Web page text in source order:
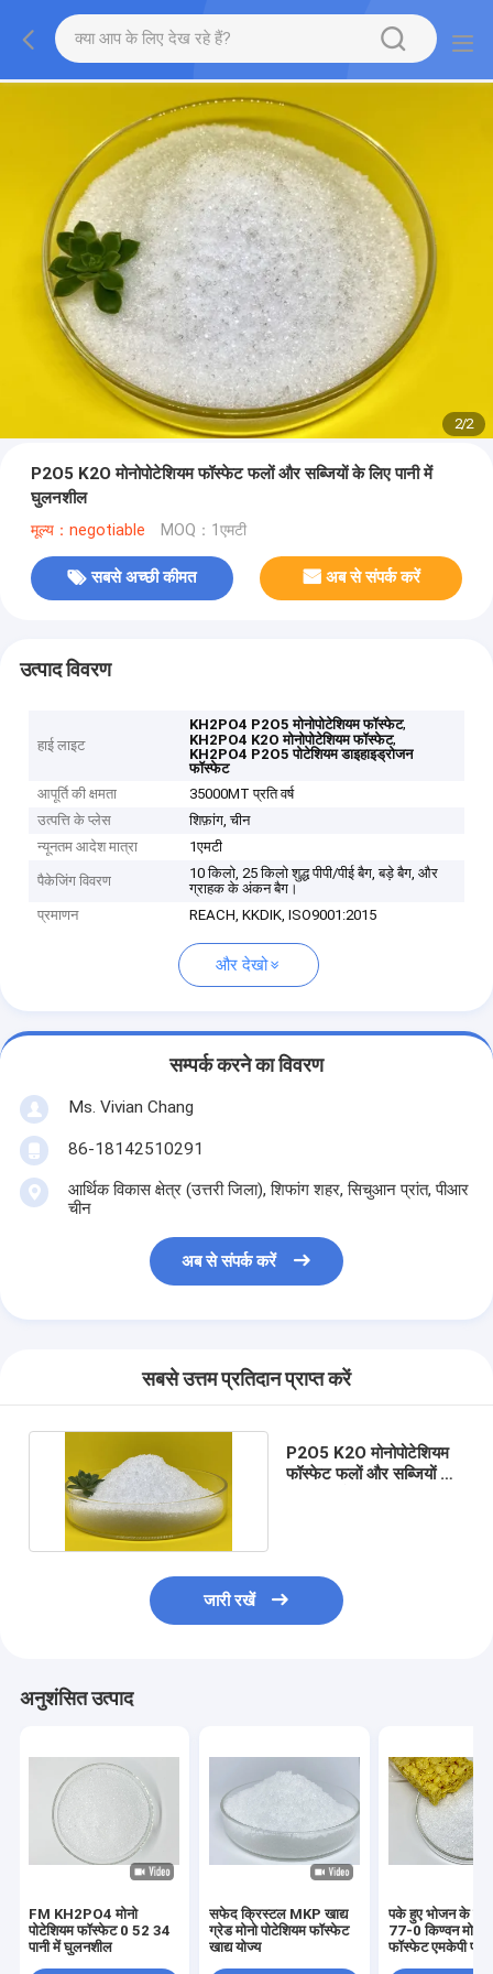
2/2
P2O5 K2O मोनोपोटेशियम फॉस्फेट फलों और सब्जियों के लिए पानी में
घुलनशील
मूल्य：negotiable MOQ：1एमटी
सबसे अच्छी कीमत अब से संपर्क करें
उत्पाद विवरण
हाई लाइट
KH2PO4 P2O5 मोनोपोटेशियम फॉस्फेट,
KH2PO4 K2O मोनोपोटेशियम फॉस्फेट,
KH2PO4 P2O5 पोटेशियम डाइहाइड्रोजन
फॉस्फेट
आपूर्ति की क्षमता
35000MT प्रति वर्ष
उत्पत्ति के प्लेस
शिफ़ांग, चीन
न्यूनतम आदेश मात्रा
1एमटी
पैकेजिंग विवरण
10 किलो, 25 किलो शुद्ध पीपी/पीई बैग, बड़े बैग, और
ग्राहक के अंकन बैग।
प्रमाणन
REACH, KKDIK, ISO9001:2015
और देखो
सम्पर्क करने का विवरण
Ms. Vivian Chang
86-18142510291
आर्थिक विकास क्षेत्र (उत्तरी जिला), शिफांग शहर, सिचुआन प्रांत, पीआर
चीन
अब से संपर्क करें
सबसे उत्तम प्रतिदान प्राप्त करें
P2O5 K2O मोनोपोटेशियम
फॉस्फेट फलों और सब्जियों के
जारी रखें
अनुशंसित उत्पाद
FM KH2PO4 मोनो
पोटेशियम फॉस्फेट 0 52 34
पानी में घुलनशील
सफेद क्रिस्टल MKP खाद्य
ग्रेड मोनो पोटेशियम फॉस्फेट
खाद्य योज्य
पके हुए भोजन के
77-0 किण्वन
फॉस्फेट एमकेपी